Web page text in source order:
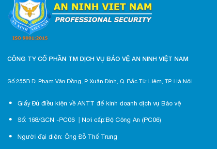
CÔNG TY CỔ PHẦN TM DỊCH VỤ BẢO VỆ AN NINH VIỆT NAM
Số 255B Đ. Phạm Văn Đồng, P. Xuân Đỉnh, Q. Bắc Từ Liêm, TP. Hà Nội
Giấy Đủ điều kiện về ANTT để kinh doanh dịch vụ Bảo vệ
Số: 168/GCN -PC06 | Nơi cấp:Bộ Công An (PC06)
Người đại diện: Ông Đỗ Thế Trung